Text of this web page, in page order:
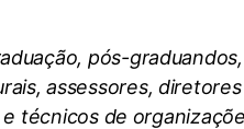
pós-
assessores,
técnicos de